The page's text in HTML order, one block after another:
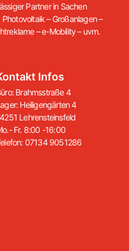
Partner in Sachen
– Großanlagen –
– e-Mobility – uvm.
Infos
Brahmsstraße 4
Heiligengärten 4
Lehrensteinsfeld
Fr. 8:00 -16:00
07134 9051286